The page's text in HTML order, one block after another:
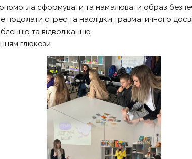
сформувати та намалювати образ
стрес та наслідки травматичного
та відволіканню
глюкози